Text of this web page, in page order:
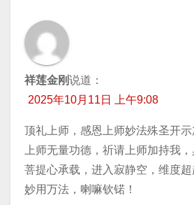
祥莲金刚说道：
2025年10月11日 上午9:08
顶礼上师，感恩上师妙法殊圣开
上师无量功德，祈请上师加持我，
菩提心承载，进入寂静空，维度超
妙用万法，喇嘛钦锘！